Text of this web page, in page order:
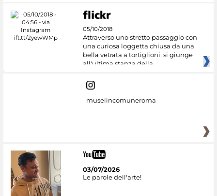
05/10/2018
Attraverso uno stretto passaggio con
una curiosa loggetta chiusa da una
bella vetrata a tortiglioni, si giunge
all'ultima stanza della
museiincomuneroma
03/07/2026
Le parole dell'arte!